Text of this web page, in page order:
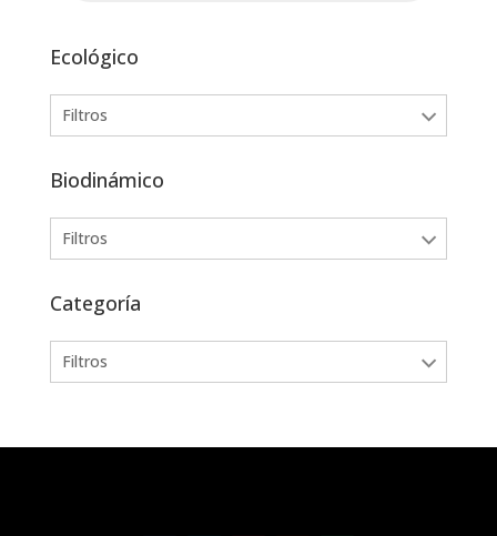
Ecológico
Filtros
Biodinámico
Filtros
Categoría
Filtros